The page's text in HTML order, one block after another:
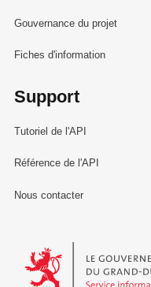
Gouvernance du projet
Fiches d'information
Support
Tutoriel de l'API
Référence de l'API
Nous contacter
Le Gouvernement du